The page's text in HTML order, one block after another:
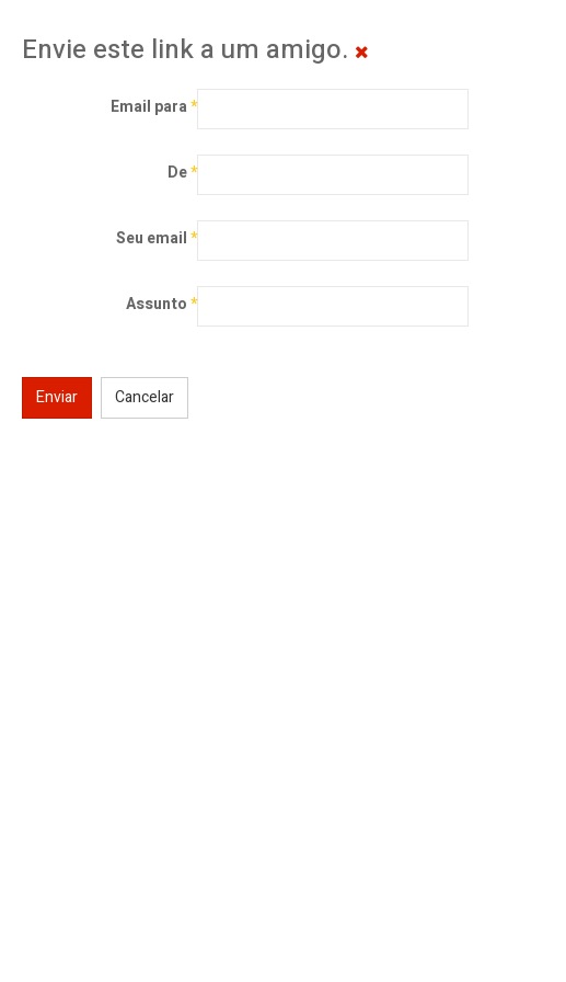
Envie este link a um amigo.
Email para*
De*
Seu email*
Assunto*
Enviar Cancelar